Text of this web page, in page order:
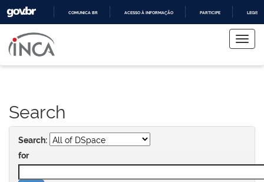
COMUNICA BR ACESSO À INFORMAÇÃO PARTICIPE
navigation
Search
Search:
for